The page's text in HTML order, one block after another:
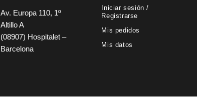
Av. Europa 110, 1º
Altillo A
(08907) Hospitalet –
Barcelona
Iniciar sesión /
Registrarse
Mis pedidos
Mis datos